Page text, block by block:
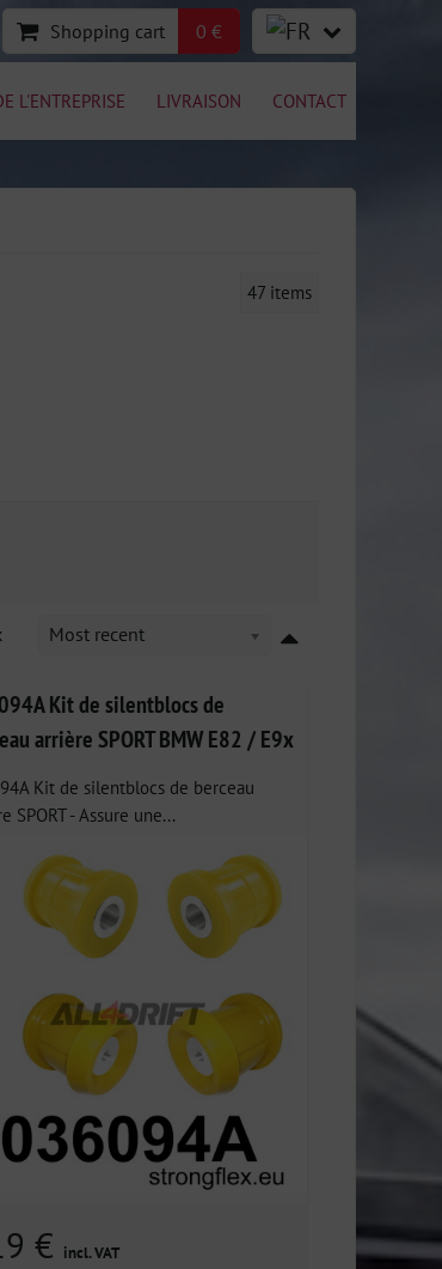
Shopping cart 0 €
L'ENTREPRISE LIVRAISON CONTACT
47 items
Most recent
Kit de silentblocs de
arrière SPORT BMW E82 / E9x
Kit de silentblocs de berceau
SPORT - Assure une...
€ incl. VAT